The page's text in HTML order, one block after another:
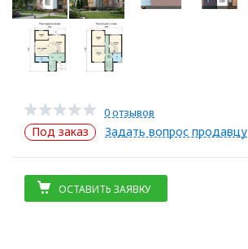
0 отзывов
Под заказ Задать вопрос продавцу
ОСТАВИТЬ ЗАЯВКУ